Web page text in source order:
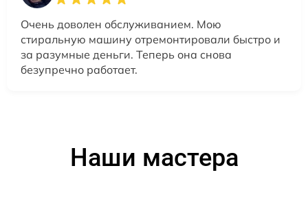
Очень доволен обслуживанием. Мою
стиральную машину отремонтировали быстро и
за разумные деньги. Теперь она снова
безупречно работает.
Наши мастера